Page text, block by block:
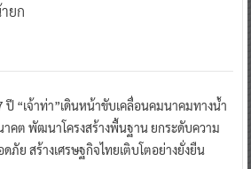
ยก
ปี “เจ้าท่า”เดินหน้าขับเคลื่อนคมนาคมทางน้ำ
าคต พัฒนาโครงสร้างพื้นฐาน ยกระดับความ
ภัย สร้างเศรษฐกิจไทยเติบโตอย่างยั่งยืน